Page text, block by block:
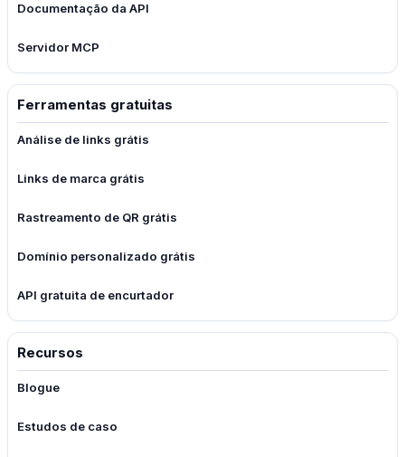
Documentação da API
Servidor MCP
Ferramentas gratuitas
Análise de links grátis
Links de marca grátis
Rastreamento de QR grátis
Domínio personalizado grátis
API gratuita de encurtador
Recursos
Blogue
Estudos de caso